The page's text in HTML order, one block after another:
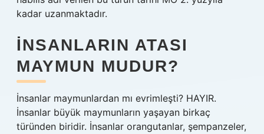
kadar uzanmaktadır.
İNSANLARIN ATASI
MAYMUN MUDUR?
İnsanlar maymunlardan mı evrimleşti? HAYIR.
İnsanlar büyük maymunların yaşayan birkaç
türünden biridir. İnsanlar orangutanlar, şempanzeler,